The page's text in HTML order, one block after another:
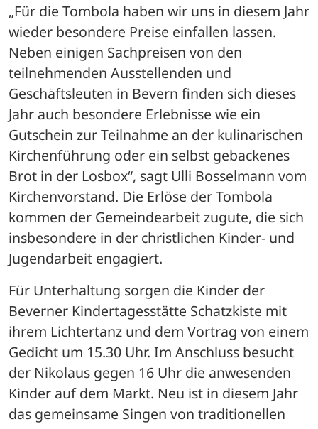
„Für die Tombola haben wir uns in diesem Jahr
wieder besondere Preise einfallen lassen.
Neben einigen Sachpreisen von den
teilnehmenden Ausstellenden und
Geschäftsleuten in Bevern finden sich dieses
Jahr auch besondere Erlebnisse wie ein
Gutschein zur Teilnahme an der kulinarischen
Kirchenführung oder ein selbst gebackenes
Brot in der Losbox“, sagt Ulli Bosselmann vom
Kirchenvorstand. Die Erlöse der Tombola
kommen der Gemeindearbeit zugute, die sich
insbesondere in der christlichen Kinder- und
Jugendarbeit engagiert.
Für Unterhaltung sorgen die Kinder der
Beverner Kindertagesstätte Schatzkiste mit
ihrem Lichtertanz und dem Vortrag von einem
Gedicht um 15.30 Uhr. Im Anschluss besucht
der Nikolaus gegen 16 Uhr die anwesenden
Kinder auf dem Markt. Neu ist in diesem Jahr
das gemeinsame Singen von traditionellen